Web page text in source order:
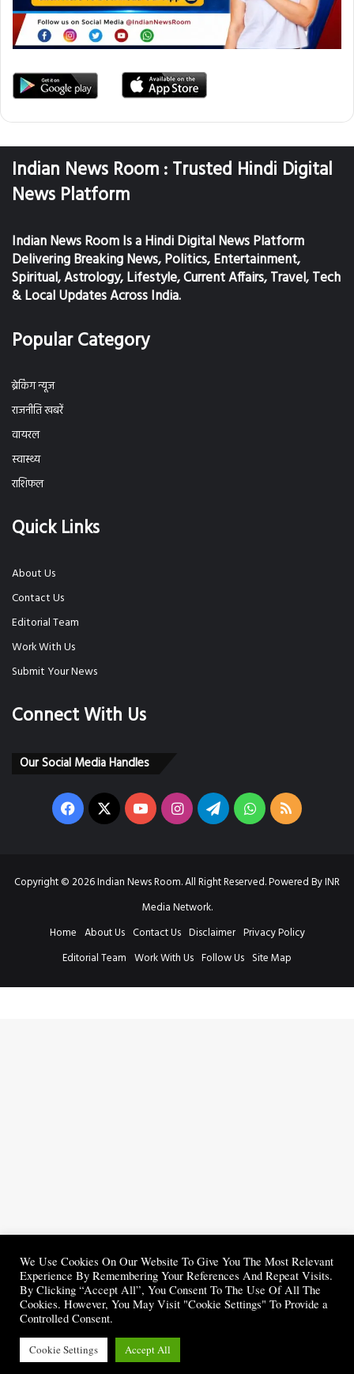
Indian News Room : Trusted Hindi Digital
News Platform
Indian News Room Is a Hindi Digital News Platform
Delivering Breaking News, Politics, Entertainment,
Spiritual, Astrology, Lifestyle, Current Affairs, Travel, Tech
& Local Updates Across India.
Popular Category
ब्रेकिंग न्यूज
राजनीति खबरें
वायरल
स्वास्थ्य
राशिफल
Quick Links
About Us
Contact Us
Editorial Team
Work With Us
Submit Your News
Connect With Us
Our Social Media Handles
Facebook
X YouTubeInstagramTelegramWhatsApp
RSS
Copyright © 2026 Indian News Room. All Right Reserved. Powered By INR
Media Network.
Home About Us Contact Us Disclaimer Privacy Policy
Editorial Team Work With Us Follow Us Site Map
We Use Cookies On Our Website To Give You The Most Relevant
Experience By Remembering Your References And Repeat Visits.
By Clicking “Accept All”, You Consent To The Use Of All The
Cookies. However, You May Visit "Cookie Settings" To Provide a
Controlled Consent.
Cookie Settings Accept All